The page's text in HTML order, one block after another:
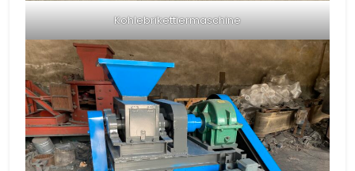
Kohlebrikettiermaschine